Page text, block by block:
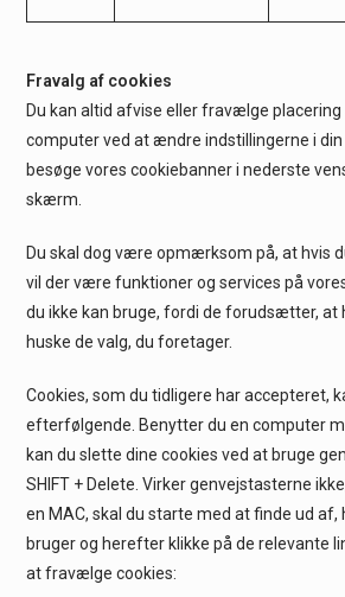
Fravalg af cookies
Du kan altid afvise eller fravælge placering
computer ved at ændre indstillingerne i
besøge vores cookiebanner i nederste
skærm.
Du skal dog være opmærksom på, at hvis
vil der være funktioner og services på
du ikke kan bruge, fordi de forudsætter, at
huske de valg, du foretager.
Cookies, som du tidligere har accepteret,
efterfølgende. Benytter du en computer
kan du slette dine cookies ved at bruge
SHIFT + Delete. Virker genvejstasterne
en MAC, skal du starte med at finde ud af,
bruger og herefter klikke på de relevante
at fravælge cookies: